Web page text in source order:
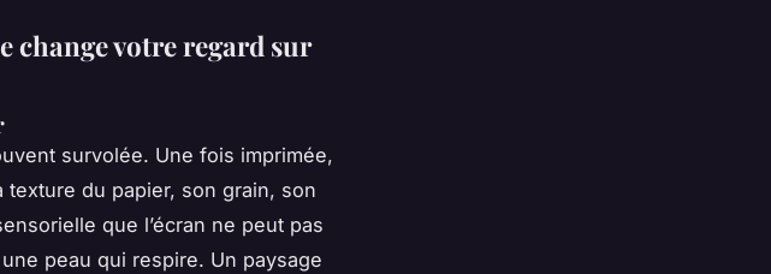
votre regard sur
survolée. Une fois imprimée,
du papier, son grain, son
que l’écran ne peut pas
peau qui respire. Un paysage